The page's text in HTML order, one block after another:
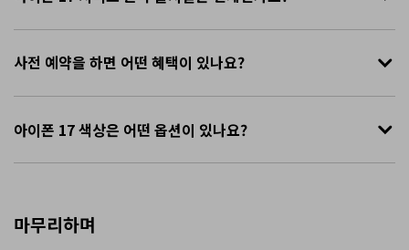
사전 예약을 하면 어떤 혜택이 있나요?
아이폰 17 색상은 어떤 옵션이 있나요?
마무리하며